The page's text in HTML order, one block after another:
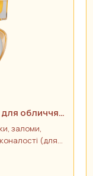
обличчя з
заломи,
(для